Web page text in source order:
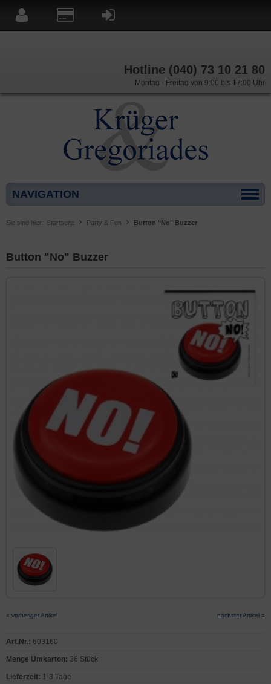
Hotline (040) 73 10 21 80
Montag - Freitag von 9:00 bis 17:00 Uhr
NAVIGATION
Sie sind hier: Startseite Party & Fun Button "No" Buzzer
Button "No" Buzzer
« vorheriger Artikel nächster Artikel »
Art.Nr.: 603160
Menge Umkarton: 36 Stück
Lieferzeit: 1-3 Tage